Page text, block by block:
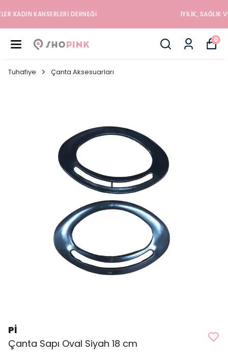
İYILIK, SAĞLIK VE MUTLULUK DÜKKANINA HOŞGELDINIZ
0
Tuhafiye Çanta Aksesuarları
Pİ
Çanta Sapı Oval Siyah 18 cm